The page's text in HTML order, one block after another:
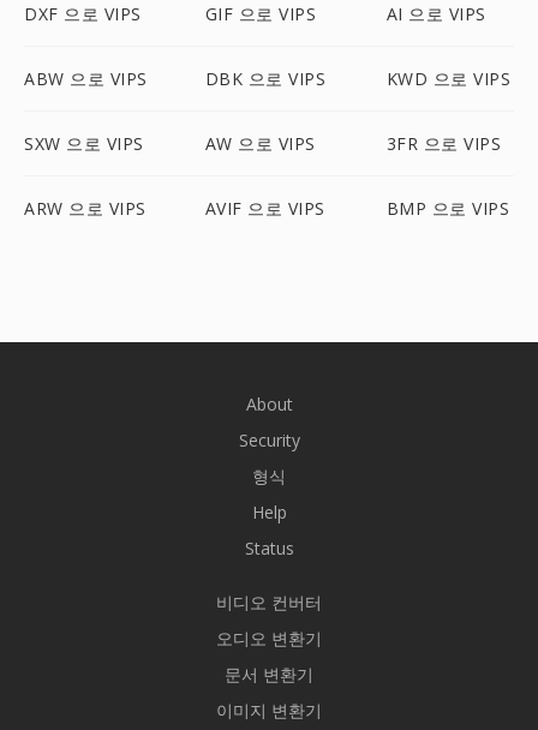
DXF 으로 VIPS GIF 으로 VIPS AI 으로 VIPS
ABW 으로 VIPS DBK 으로 VIPS KWD 으로 VIPS
SXW 으로 VIPS AW 으로 VIPS 3FR 으로 VIPS
ARW 으로 VIPS AVIF 으로 VIPS BMP 으로 VIPS
About
Security
형식
Help
Status
비디오 컨버터
오디오 변환기
문서 변환기
이미지 변환기